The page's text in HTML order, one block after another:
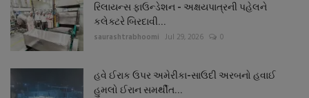
રિલાયન્સ ફાઉન્ડેશન - અક્ષયપાત્રની પહેલને
કલેક્ટરે બિરદાવી...
saurashtrabhoomi Jul 29, 2026 0
હવે ઈરાક ઉપર અમેરીકા-સાઉદી અરબનો હવાઈ
હુમલો ઈરાન સમર્થીત...